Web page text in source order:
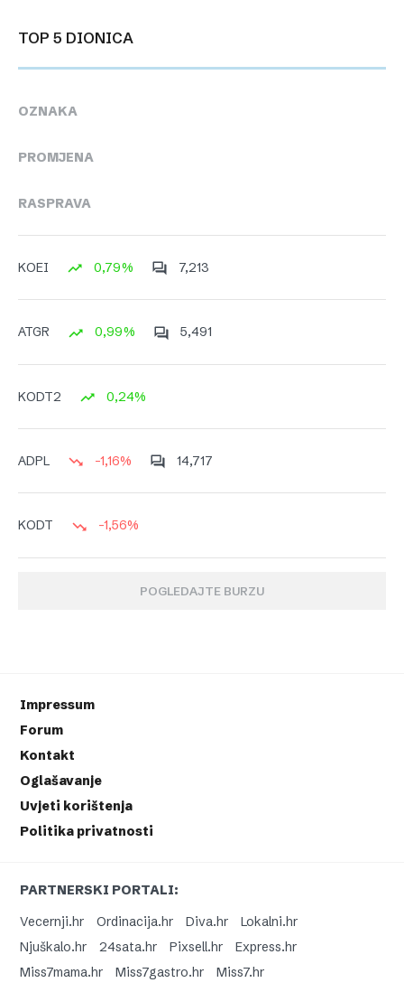
TOP 5 DIONICA
OZNAKA
PROMJENA
RASPRAVA
KOEI 0,79% 7,213
ATGR 0,99% 5,491
KODT2 0,24%
ADPL -1,16% 14,717
KODT -1,56%
POGLEDAJTE BURZU
Impressum
Forum
Kontakt
Oglašavanje
Uvjeti korištenja
Politika privatnosti
PARTNERSKI PORTALI:
Vecernji.hr
Ordinacija.hr Diva.hr
Lokalni.hr
Njuškalo.hr
24sata.hr Pixsell.hr
Express.hr
Miss7mama.hr
Miss7gastro.hr
Miss7.hr